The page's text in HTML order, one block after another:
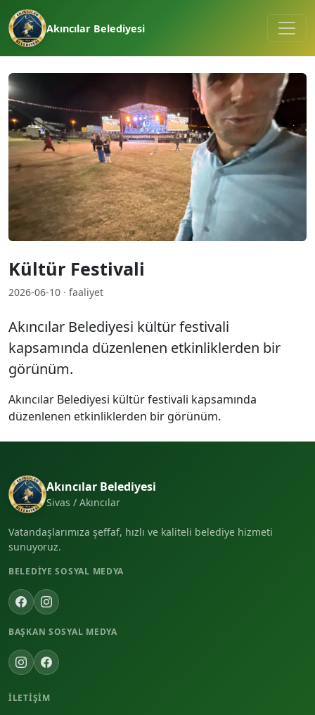
Akıncılar Belediyesi
Kültür Festivali
2026-06-10 · faaliyet
Akıncılar Belediyesi kültür festivali
kapsamında düzenlenen etkinliklerden bir
görünüm.
Akıncılar Belediyesi kültür festivali kapsamında
düzenlenen etkinliklerden bir görünüm.
Akıncılar Belediyesi
Sivas / Akıncılar
Vatandaşlarımıza şeffaf, hızlı ve kaliteli belediye hizmeti
sunuyoruz.
BELEDIYE SOSYAL MEDYA
BAŞKAN SOSYAL MEDYA
İLETIŞIM